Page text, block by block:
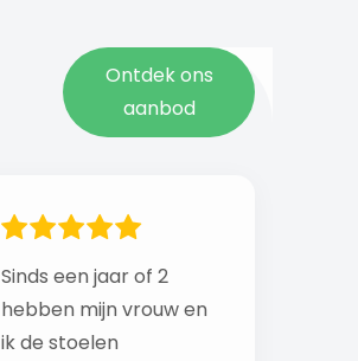
Ontdek ons
aanbod
Sinds een jaar of 2
hebben mijn vrouw en
ik de stoelen